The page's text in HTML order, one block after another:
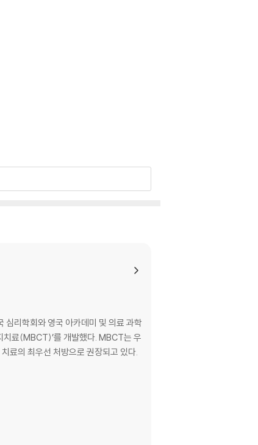
심리학회와 영국 아카데미 및 의료 과학
치료(MBCT)’를 개발했다. MBCT는 우
료의 최우선 처방으로 권장되고 있다.